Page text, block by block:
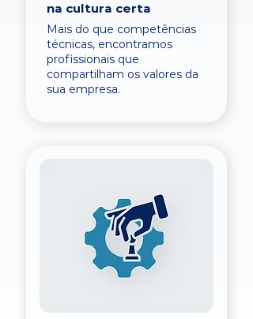
na cultura certa
Mais do que competências
técnicas, encontramos
profissionais que
compartilham os valores da
sua empresa.